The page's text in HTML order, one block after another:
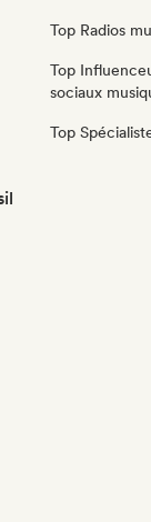
Top Radios
Top
sociaux
Top